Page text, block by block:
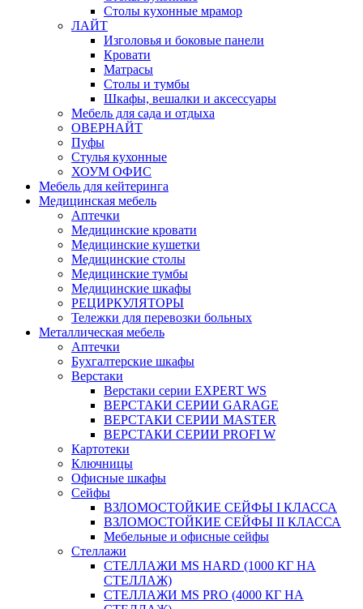
Столы кухонные мрамор
ЛАЙТ
Изголовья и боковые панели
Кровати
Матрасы
Столы и тумбы
Шкафы, вешалки и аксессуары
Мебель для сада и отдыха
ОВЕРНАЙТ
Пуфы
Стулья кухонные
ХОУМ ОФИС
Мебель для кейтеринга
Медицинская мебель
Аптечки
Медицинские кровати
Медицинские кушетки
Медицинские столы
Медицинские тумбы
Медицинские шкафы
РЕЦИРКУЛЯТОРЫ
Тележки для перевозки больных
Металлическая мебель
Аптечки
Бухгалтерские шкафы
Верстаки
Верстаки серии EXPERT WS
ВЕРСТАКИ СЕРИИ GARAGE
ВЕРСТАКИ СЕРИИ MASTER
ВЕРСТАКИ СЕРИИ PROFI W
Картотеки
Ключницы
Офисные шкафы
Сейфы
ВЗЛОМОСТОЙКИЕ СЕЙФЫ I КЛАССА
ВЗЛОМОСТОЙКИЕ СЕЙФЫ II КЛАССА
Мебельные и офисные сейфы
Стеллажи
СТЕЛЛАЖИ MS HARD (1000 КГ НА
СТЕЛЛАЖ)
СТЕЛЛАЖИ MS PRO (4000 КГ НА